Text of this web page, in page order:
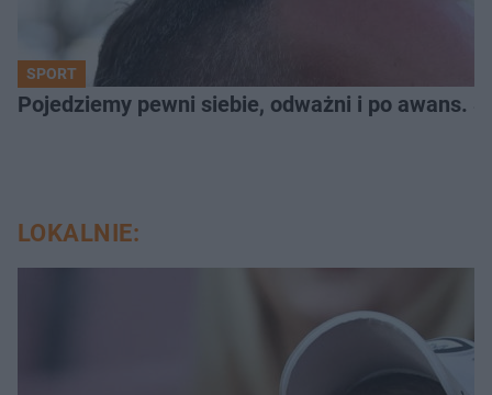
SPORT
Pojedziemy pewni siebie, odważni i po awans.
LOKALNIE: